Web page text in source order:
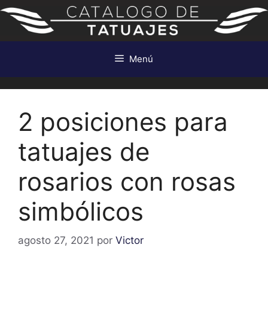
Saltar
contenido
Menú
2 posiciones para
tatuajes de
rosarios con rosas
simbólicos
agosto 27, 2021 por Victor